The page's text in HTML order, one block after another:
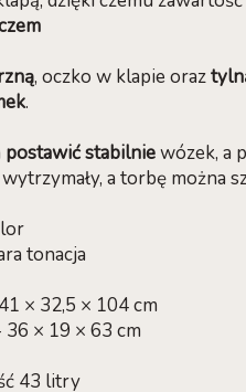
, oczko w klapie oraz
.
postawić stabilniewózek, a
a torbę można
tonacja
× 32,5 × 104 cm
× 19 × 63 cm
43 litry